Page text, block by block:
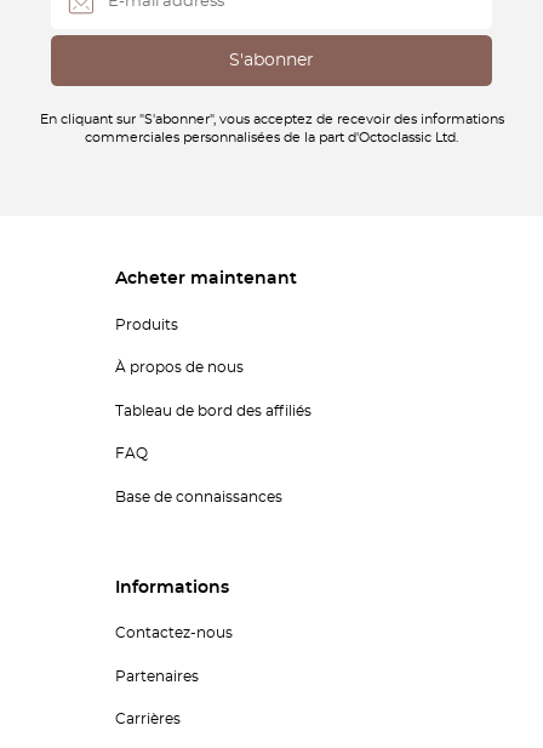
En cliquant sur "S'abonner", vous acceptez de recevoir des informations
commerciales personnalisées de la part d'Octoclassic Ltd.
Acheter maintenant
Produits
À propos de nous
Tableau de bord des affiliés
FAQ
Base de connaissances
Informations
Contactez-nous
Partenaires
Carrières